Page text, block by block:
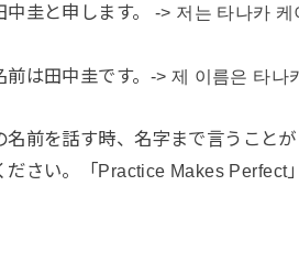
中圭と申します。 -> 저는 타나카
前は田中圭です。-> 제 이름은 타나
名前を話す時、名字まで言うこと
ださい。「Practice Makes Perfect